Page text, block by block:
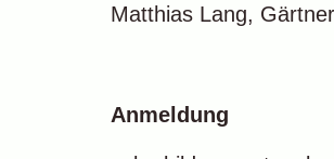
Matthias Lang,
Anmeldung